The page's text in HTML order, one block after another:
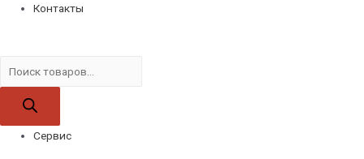
Контакты
товаров
Сервис